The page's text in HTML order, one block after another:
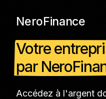
NeroFinance
Votre
par
Accédez à l'argent